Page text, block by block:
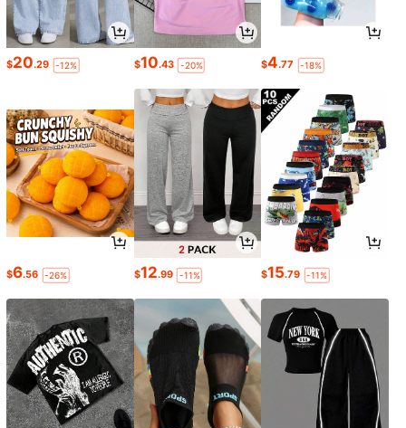
$20.29 -12% $10.43 -20% $4.77 -18%
$6.56 -26% $12.99 -11% $15.79 -11%